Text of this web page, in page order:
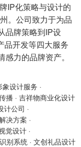
IP化策略与设计的
。公司致力于为品
品牌策略到IP设
品开发等四大服务
力的品牌资产。
象设计服务 ·
播 · 吉祥物商业化设计
计公司 ·
决方案 ·
觉设计 ·
别系统 · 文创礼品设计